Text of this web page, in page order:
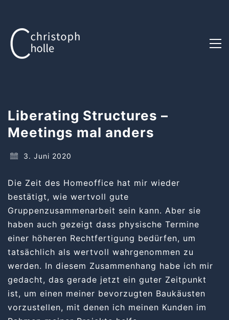
Liberating Structures –
Meetings mal anders
3. Juni 2020
Die Zeit des Homeoffice hat mir wieder
bestätigt, wie wertvoll gute
Gruppenzusammenarbeit sein kann. Aber sie
haben auch gezeigt dass physische Termine
einer höheren Rechtfertigung bedürfen, um
tatsächlich als wertvoll wahrgenommen zu
werden. In diesem Zusammenhang habe ich mir
gedacht, das gerade jetzt ein guter Zeitpunkt
ist, um einen meiner bevorzugten Baukäusten
vorzustellen, mit denen ich meinen Kunden im